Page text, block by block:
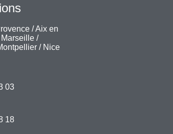
/Aix en
Marseille /
/ Nice
03
18